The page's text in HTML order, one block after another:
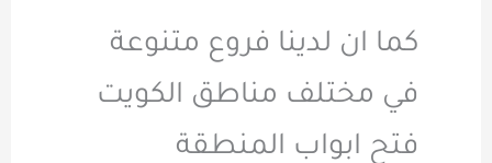
كما ان لدينا فروع متنوعة
في مختلف مناطق الكويت
فتح ابواب المنطقة